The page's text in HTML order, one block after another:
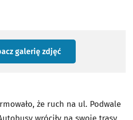
galerię zdjęć
że ruch na ul. Podwale